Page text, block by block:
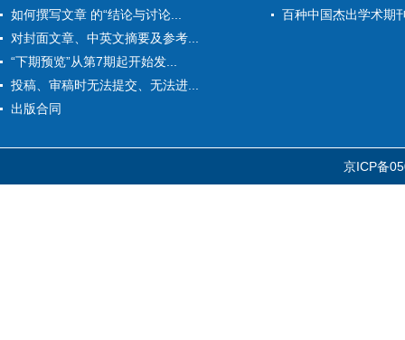
如何撰写文章 的“结论与讨论...
对封面文章、中英文摘要及参考...
“下期预览”从第7期起开始发...
投稿、审稿时无法提交、无法进...
出版合同
百种中国杰出学术期
京ICP备